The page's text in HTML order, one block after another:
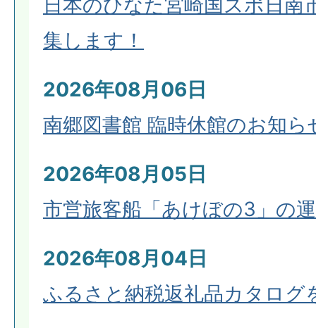
日本のひなた宮崎国スポ日南
集します！
2026年08月06日
南郷図書館 臨時休館のお知ら
2026年08月05日
市営旅客船「あけぼの3」の
2026年08月04日
ふるさと納税返礼品カタログ